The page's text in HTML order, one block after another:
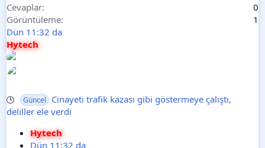
Cevaplar
0
Görüntüleme
1
Dün 11:32 da
Hytech
🕒 Güncel
Cinayeti trafik kazası gibi göstermeye çalıştı,
deliller ele verdi
Hytech
Dün 11:32 da